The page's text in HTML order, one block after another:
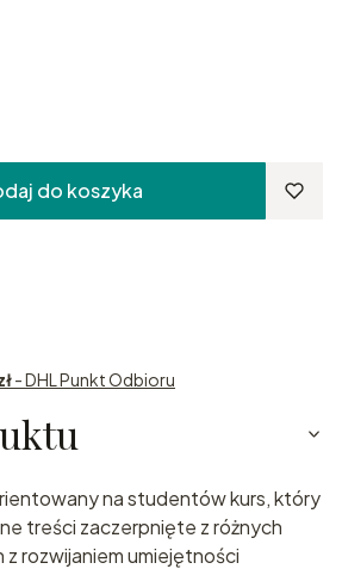
do koszyka
- DHL Punkt Odbioru
na studentów kurs, który
treści zaczerpnięte z różnych
rozwijaniem umiejętności